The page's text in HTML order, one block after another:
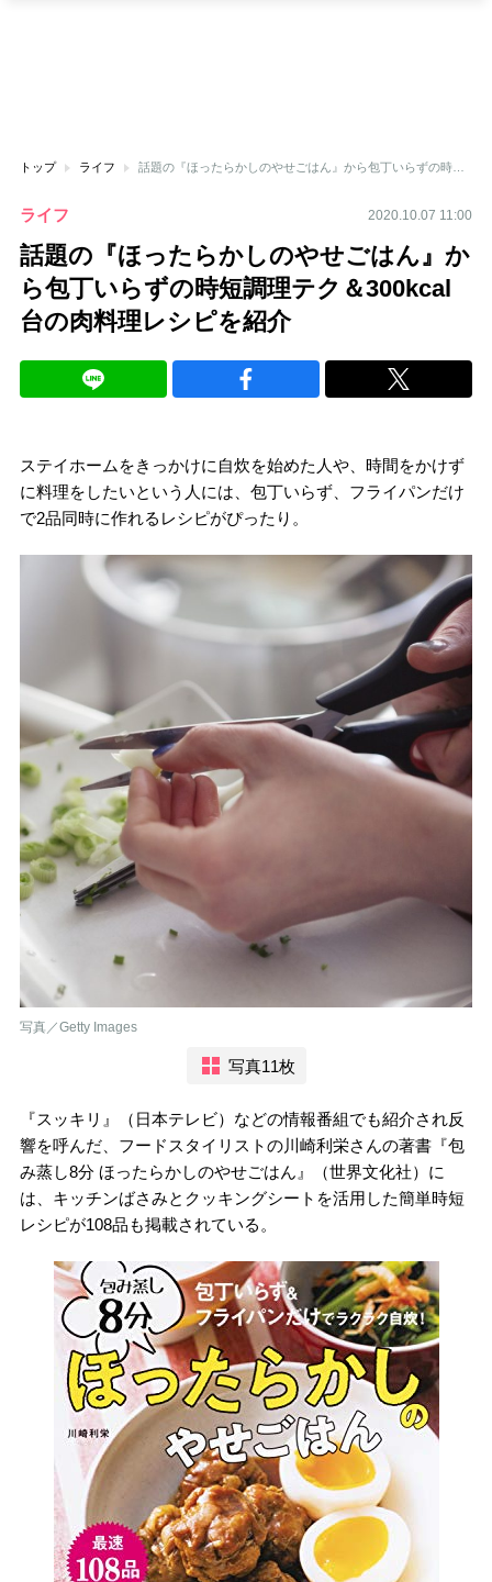
トップ ライフ 話題の『ほったらかしのやせごはん』から包丁いらずの時短調理テク＆300kcal台の肉料理レシピを紹介
ライフ 2020.10.07 11:00
話題の『ほったらかしのやせごはん』か
ら包丁いらずの時短調理テク＆300kcal
台の肉料理レシピを紹介
ステイホームをきっかけに自炊を始めた人や、時間をかけず
に料理をしたいという人には、包丁いらず、フライパンだけ
で2品同時に作れるレシピがぴったり。
写真／Getty Images
写真11枚
『スッキリ』（日本テレビ）などの情報番組でも紹介され反
響を呼んだ、フードスタイリストの川崎利栄さんの著書『包
み蒸し8分 ほったらかしのやせごはん』（世界文化社）に
は、キッチンばさみとクッキングシートを活用した簡単時短
レシピが108品も掲載されている。